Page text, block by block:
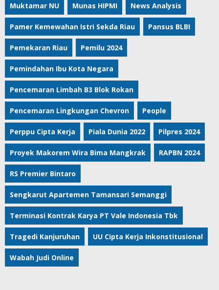
Muktamar NU Munas HIPMI News Analysis
Pamer Kemewahan Istri Sekda Riau Pansus BLBI
Pemekaran Riau Pemilu 2024
Pemindahan Ibu Kota Negara
Pencemaran Limbah B3 Blok Rokan
Pencemaran Lingkungan Chevron People
Perppu Cipta Kerja Piala Dunia 2022 Pilpres 2024
Proyek Makorem Wira Bima Mangkrak RAPBN 2024
RS Premier Bintaro
Sengkarut Apartemen Tamansari Semanggi
Terminasi Kontrak Karya PT Vale Indonesia Tbk
Tragedi Kanjuruhan UU Cipta Kerja Inkonstitusional
Wabah Judi Online